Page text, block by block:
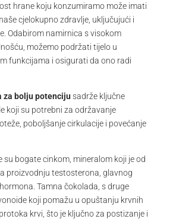
hrane koju konzumiramo može imati
cjelokupno zdravlje, uključujući i
Odabirom namirnica s visokom
možemo podržati tijelo u
funkcijama i osigurati da ono radi
za bolju potenciju sadrže ključne
koji su potrebni za održavanje
poboljšanje cirkulacije i povećanje
su bogate cinkom, mineralom koji je od
proizvodnju testosterona, glavnog
Tamna čokolada, s druge
koji pomažu u opuštanju krvnih
krvi, što je ključno za postizanje i